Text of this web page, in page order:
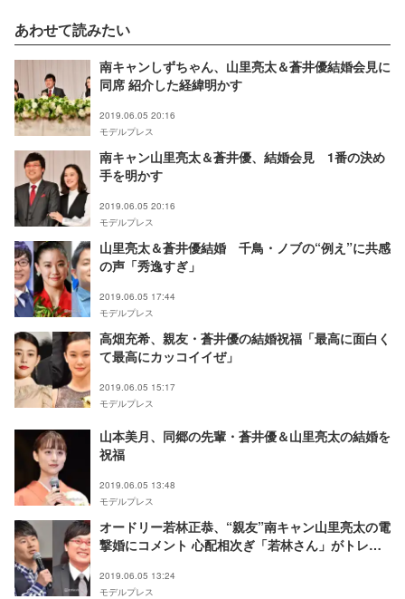
あわせて読みたい
南キャンしずちゃん、山里亮太＆蒼井優結婚会見に
同席 紹介した経緯明かす
2019.06.05 20:16
モデルプレス
南キャン山里亮太＆蒼井優、結婚会見 1番の決め
手を明かす
2019.06.05 20:16
モデルプレス
山里亮太＆蒼井優結婚 千鳥・ノブの“例え”に共感
の声「秀逸すぎ」
2019.06.05 17:44
モデルプレス
高畑充希、親友・蒼井優の結婚祝福「最高に面白く
て最高にカッコイイぜ」
2019.06.05 15:17
モデルプレス
山本美月、同郷の先輩・蒼井優＆山里亮太の結婚を
祝福
2019.06.05 13:48
モデルプレス
オードリー若林正恭、“親友”南キャン山里亮太の電
撃婚にコメント 心配相次ぎ「若林さん」がトレン
2019.06.05 13:24
モデルプレス